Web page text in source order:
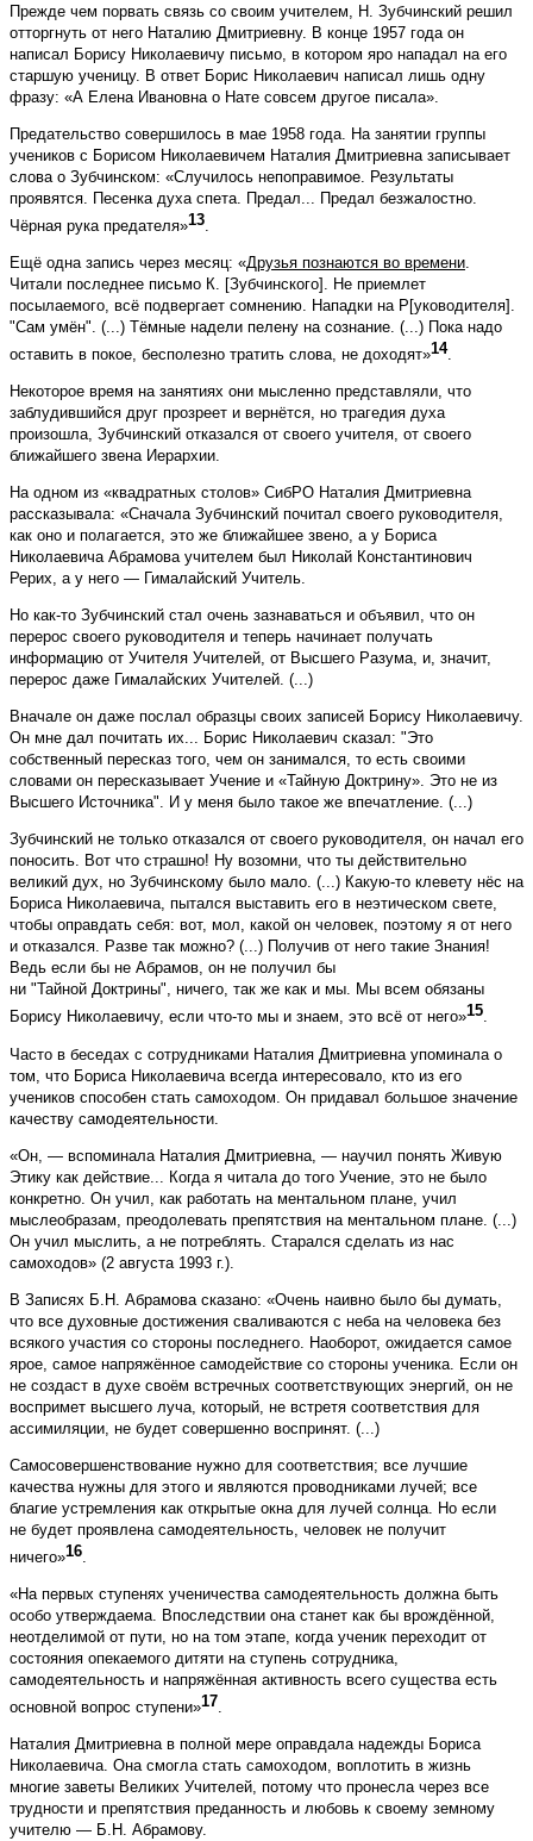
Прежде чем порвать связь со своим учителем, Н. Зубчинский решил
отторгнуть от него Наталию Дмитриевну. В конце 1957 года он
написал Борису Николаевичу письмо, в котором яро нападал на его
старшую ученицу. В ответ Борис Николаевич написал лишь одну
фразу: «А Елена Ивановна о Нате совсем другое писала».
Предательство совершилось в мае 1958 года. На занятии группы
учеников с Борисом Николаевичем Наталия Дмитриевна записывает
слова о Зубчинском: «Случилось непоправимое. Результаты
проявятся. Песенка духа спета. Предал... Предал безжалостно.
Чёрная рука предателя»13
Ещё одна запись через месяц: «Друзья познаются во времени
Читали последнее письмо К. [Зубчинского]. Не приемлет
посылаемого, всё подвергает сомнению. Нападки на Р[уководителя].
"Cам умён". (...) Тёмные надели пелену на сознание. (...) Пока надо
оставить в покое, бесполезно тратить слова, не доходят»14.
Некоторое время на занятиях они мысленно представляли, что
заблудившийся друг прозреет и вернётся, но трагедия духа
произошла, Зубчинский отказался от своего учителя, от своего
ближайшего звена Иерархии.
На одном из «квадратных столов» СибРО Наталия Дмитриевна
рассказывала: «Сначала Зубчинский почитал своего руководителя,
как оно и полагается, это же ближайшее звено, а у Бориса
Николаевича Абрамова учителем был Николай Константинович
Рерих, а у него — Гималайский Учитель.
Но как-то Зубчинский стал очень зазнаваться и объявил, что он
перерос своего руководителя и теперь начинает получать
информацию от Учителя Учителей, от Высшего Разума, и, значит,
перерос даже Гималайских Учителей. (...)
Вначале он даже послал образцы своих записей Борису Николаевичу.
Он мне дал почитать их... Борис Николаевич сказал: "Это
собственный пересказ того, чем он занимался, то есть своими
словами он пересказывает Учение и «Тайную Доктрину». Это не из
Высшего Источника". И у меня было такое же впечатление. (...)
Зубчинский не только отказался от своего руководителя, он начал его
поносить. Вот что страшно! Ну возомни, что ты действительно
великий дух, но Зубчинскому было мало. (...) Какую-то клевету нёс на
Бориса Николаевича, пытался выставить его в неэтическом свете,
чтобы оправдать себя: вот, мол, какой он человек, поэтому я от него
и отказался. Разве так можно? (...) Получив от него такие Знания!
Ведь если бы не Абрамов, он не получил бы
ни "Тайной Доктрины", ничего, так же как и мы. Мы всем обязаны
Борису Николаевичу, если что-то мы и знаем, это всё от него»15.
Часто в беседах с сотрудниками Наталия Дмитриевна упоминала о
том, что Бориса Николаевича всегда интересовало, кто из его
учеников способен стать самоходом. Он придавал большое значение
качеству самодеятельности.
«Он, — вспоминала Наталия Дмитриевна, — научил понять Живую
Этику как действие... Когда я читала до того Учение, это не было
конкретно. Он учил, как работать на ментальном плане, учил
мыслеобразам, преодолевать препятствия на ментальном плане. (...)
Он учил мыслить, а не потреблять. Старался сделать из нас
самоходов» (2 августа 1993 г.).
В Записях Б.Н. Абрамова сказано: «Очень наивно было бы думать,
что все духовные достижения сваливаются с неба на человека без
всякого участия со стороны последнего. Наоборот, ожидается самое
ярое, самое напряжённое самодействие со стороны ученика. Если он
не создаст в духе своём встречных соответствующих энергий, он не
воспримет высшего луча, который, не встретя соответствия для
ассимиляции, не будет совершенно воспринят. (...)
Самосовершенствование нужно для соответствия; все лучшие
качества нужны для этого и являются проводниками лучей; все
благие устремления как открытые окна для лучей солнца. Но если
не будет проявлена самодеятельность, человек не получит
ничего»16
«На первых ступенях ученичества самодеятельность должна быть
особо утверждаема. Впоследствии она станет как бы врождённой,
неотделимой от пути, но на том этапе, когда ученик переходит от
состояния опекаемого дитяти на ступень сотрудника,
самодеятельность и напряжённая активность всего существа есть
основной вопрос ступени»17.
Наталия Дмитриевна в полной мере оправдала надежды Бориса
Николаевича. Она смогла стать самоходом, воплотить в жизнь
многие заветы Великих Учителей, потому что пронесла через все
трудности и препятствия преданность и любовь к своему земному
учителю — Б.Н. Абрамову.